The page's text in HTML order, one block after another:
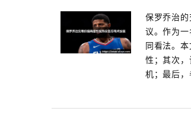
保罗乔治
议。作为
同看法。
性；其次
机；最后